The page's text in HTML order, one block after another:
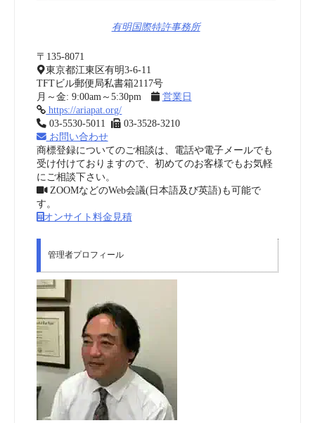
有明国際特許事務所
〒135-8071
東京都江東区有明3-6-11
TFTビル郵便局私書箱2117号
月～金: 9:00am～5:30pm
営業日
https://ariapat.org/
03-5530-5011
03-3528-3210
お問い合わせ
商標登録についてのご相談は、電話や電子メールでも
受け付けておりますので、初めてのお客様でもお気軽
にご相談下さい。
ZOOMなどのWeb会議(日本語及び英語)も可能で
す。
オンサイト料金見積
管理者プロフィール